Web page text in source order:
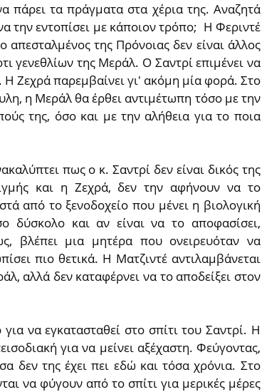
πάρει τα πράγματα στα χέρια της. Αναζητά
την εντοπίσει με κάποιον τρόπο; Η Φεριντέ
απεσταλμένος της Πρόνοιας δεν είναι άλλος
γενεθλίων της Μεράλ. Ο Σαντρί επιμένει να
Η Ζεχρά παρεμβαίνει γι' ακόμη μία φορά. Στο
η Μεράλ θα έρθει αντιμέτωπη τόσο με την
της, όσο και με την αλήθεια για το ποια
πως ο κ. Σαντρί δεν είναι δικός της
και η Ζεχρά, δεν την αφήνουν να το
από το ξενοδοχείο που μένει η βιολογική
δύσκολο και αν είναι να το αποφασίσει,
βλέπει μια μητέρα που ονειρευόταν να
πιο θετικά. Η Ματζιντέ αντιλαμβάνεται
αλλά δεν καταφέρνει να το αποδείξει στον
να εγκατασταθεί στο σπίτι του Σαντρί. Η
για να μείνει αξέχαστη. Φεύγοντας,
δεν της έχει πει εδώ και τόσα χρόνια. Στο
να φύγουν από το σπίτι για μερικές μέρες